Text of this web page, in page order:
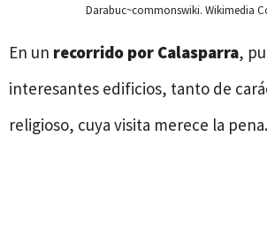
Darabuc~commonswiki. Wikimedia
En un recorrido por Calasparra,
interesantes edificios, tanto de
religioso, cuya visita merece la pena.